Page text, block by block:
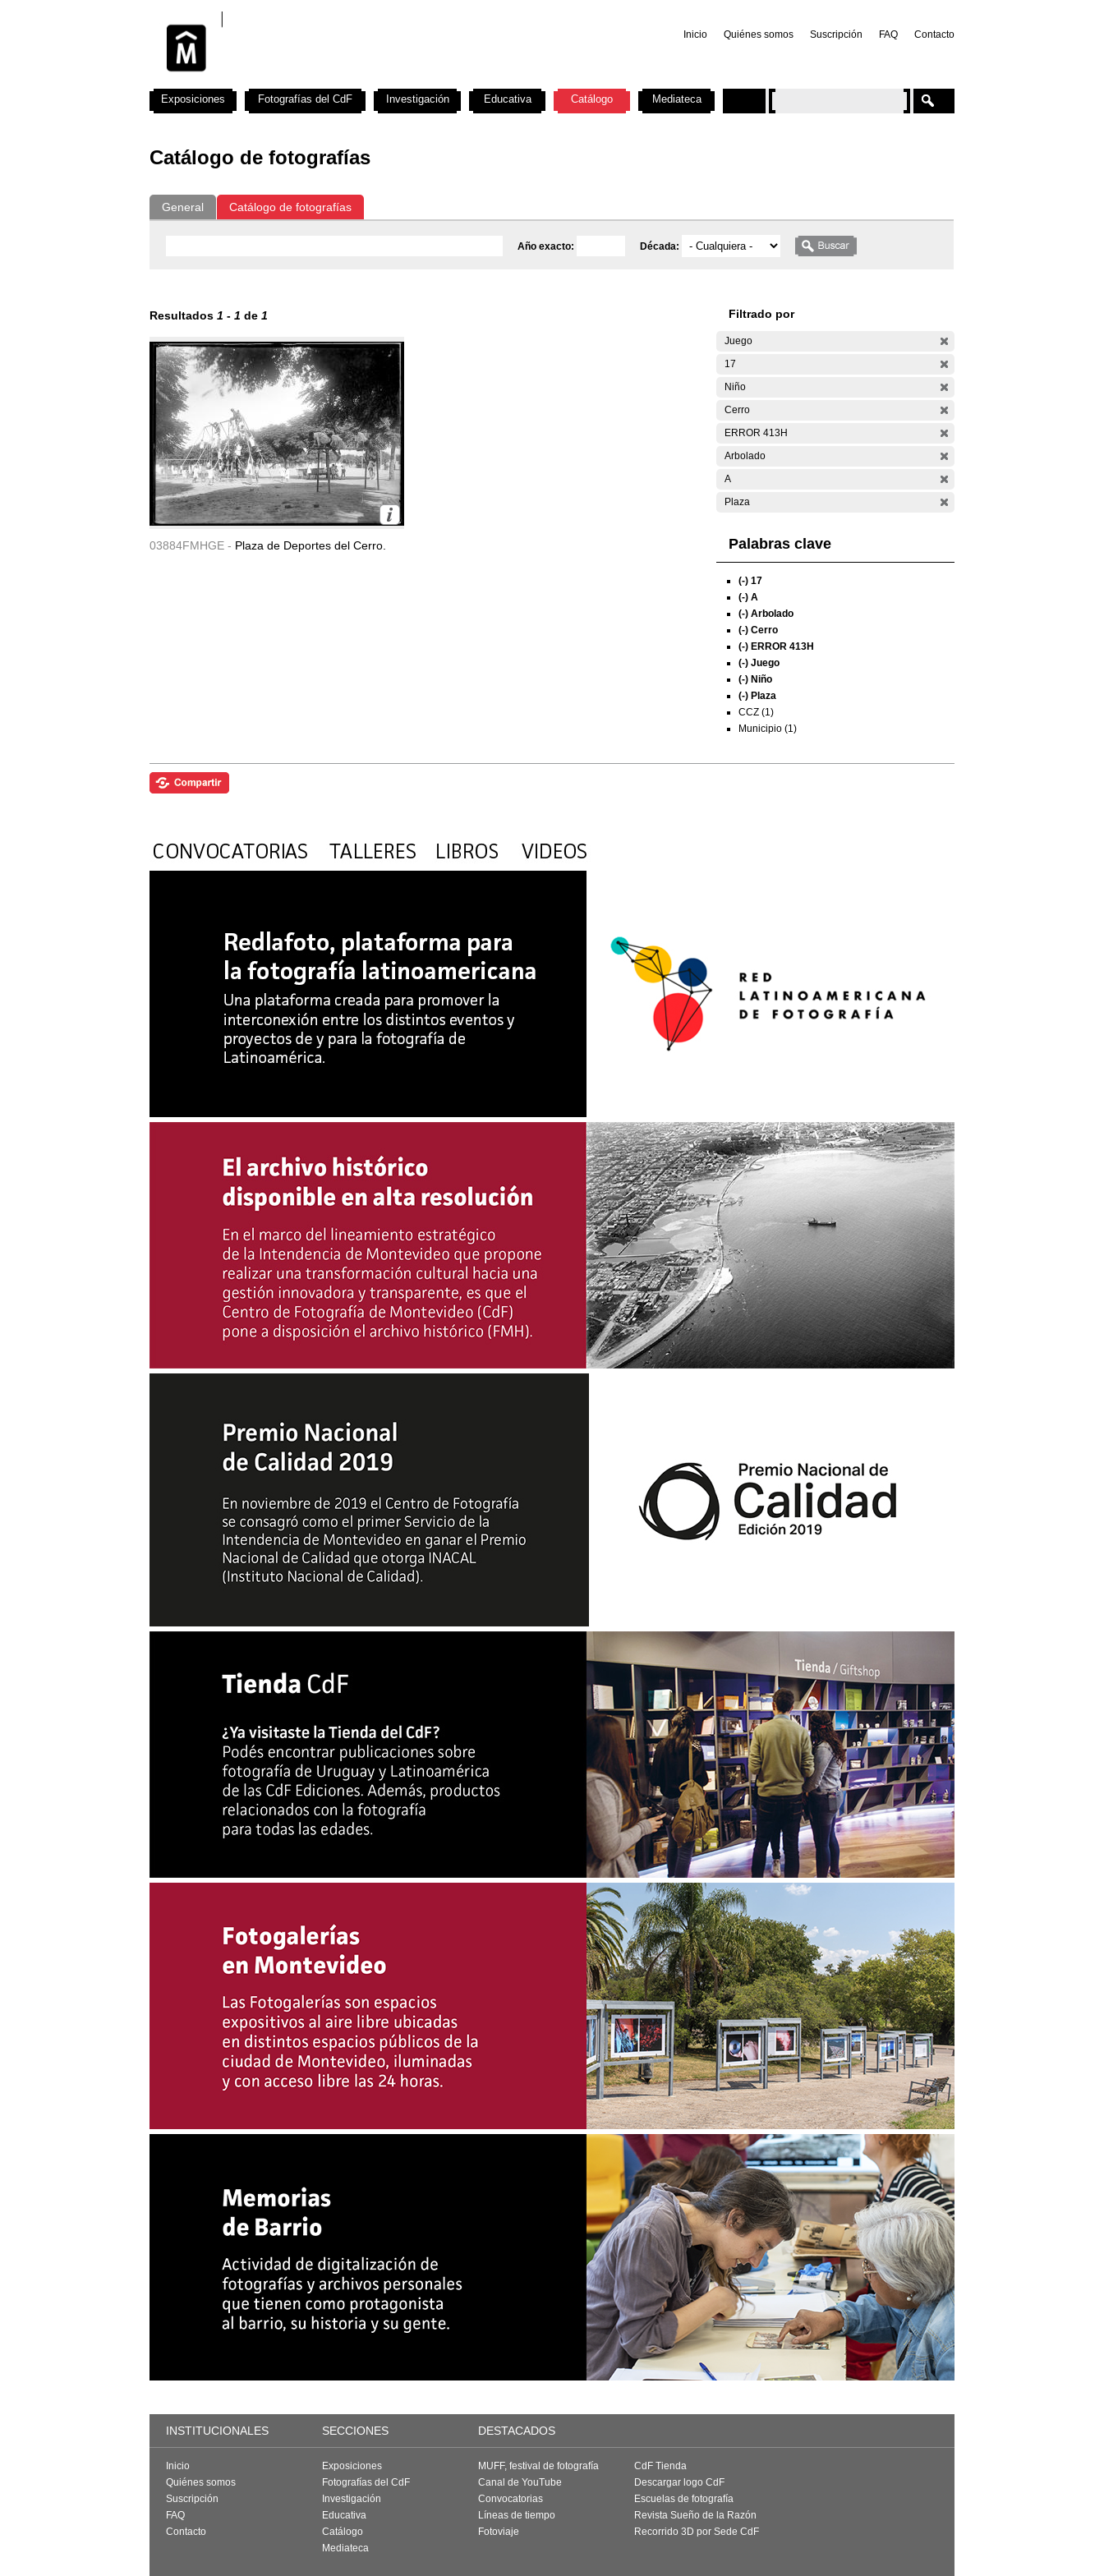
Inicio Quiénes somos Suscripción FAQ Contacto
Catálogo de fotografías
General Catálogo de fotografías
Año exacto: Década:
Resultados 1 - 1 de 1
03884FMHGE - Plaza de Deportes del Cerro.
Filtrado por
Juego
17
Niño
Cerro
ERROR 413H
Arbolado
A
Plaza
Palabras clave
(-) 17
(-) A
(-) Arbolado
(-) Cerro
(-) ERROR 413H
(-) Juego
(-) Niño
(-) Plaza
CCZ (1)
Municipio (1)
Exposiciones Fotografías del CdF Investigación Educativa Catálogo Mediateca
INSTITUCIONALES SECCIONES DESTACADOS
Inicio
Quiénes somos
Suscripción
FAQ
Contacto
Exposiciones
Fotografías del CdF
Investigación
Educativa
Catálogo
Mediateca
MUFF, festival de fotografía
Canal de YouTube
Convocatorias
Líneas de tiempo
Fotoviaje
CdF Tienda
Descargar logo CdF
Escuelas de fotografía
Revista Sueño de la Razón
Recorrido 3D por Sede CdF